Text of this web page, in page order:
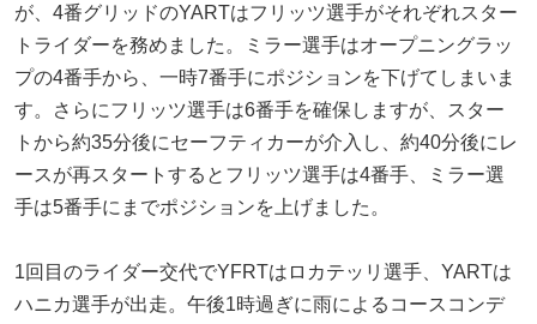
が、4番グリッドのYARTはフリッツ選手がそれぞれスター
トライダーを務めました。ミラー選手はオープニングラッ
プの4番手から、一時7番手にポジションを下げてしまいま
す。さらにフリッツ選手は6番手を確保しますが、スター
トから約35分後にセーフティカーが介入し、約40分後にレ
ースが再スタートするとフリッツ選手は4番手、ミラー選
手は5番手にまでポジションを上げました。
1回目のライダー交代でYFRTはロカテッリ選手、YARTは
ハニカ選手が出走。午後1時過ぎに雨によるコースコンデ